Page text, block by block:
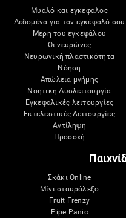
Μυαλό και εγκέφαλος
Δεδομένα για τον εγκέφαλό σου
Μέρη του εγκεφάλου
Οι νευρώνες
Νευρωνική πλαστικότητα
Νόηση
Απώλεια μνήμης
Νοητική Δυσλειτουργία
Εγκεφαλικές λειτουργίες
Εκτελεστικές Λειτουργίες
Αντίληψη
Προσοχή
Σκάκι Online
Μίνι σταυρόλεξο
Fruit Frenzy
Pipe Panic